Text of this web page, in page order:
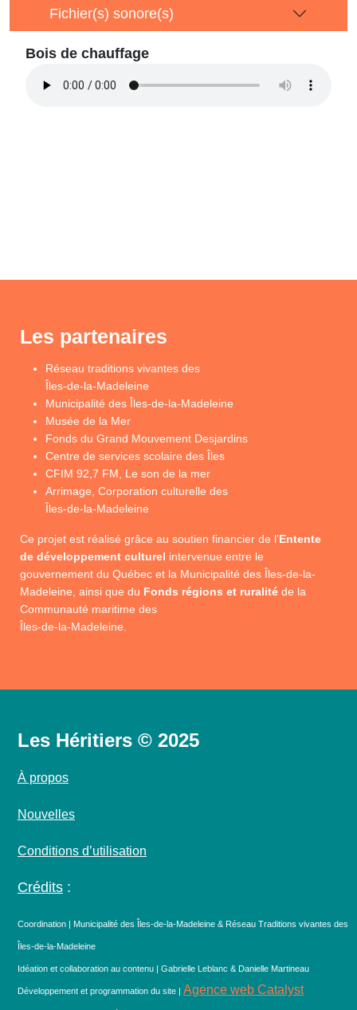
Fichier(s) sonore(s)
Bois de chauffage
Les partenaires
Réseau traditions vivantes des
Îles-de-la-Madeleine
Municipalité des Îles-de-la-Madeleine
Musée de la Mer
Fonds du Grand Mouvement Desjardins
Centre de services scolaire des Îles
CFIM 92,7 FM, Le son de la mer
Arrimage, Corporation culturelle des
Îles-de-la-Madeleine
Ce projet est réalisé grâce au soutien financier de l’Entente
de développement culturel intervenue entre le
gouvernement du Québec et la Municipalité des Îles-de-la-
Madeleine, ainsi que du Fonds régions et ruralité de la
Communauté maritime des
Îles-de-la-Madeleine.
Les Héritiers © 2025
À propos
Nouvelles
Conditions d’utilisation
Crédits :
Coordination | Municipalité des Îles-de-la-Madeleine & Réseau Traditions vivantes des
Îles-de-la-Madeleine
Idéation et collaboration au contenu | Gabrielle Leblanc & Danielle Martineau
Développement et programmation du site | Agence web Catalyst